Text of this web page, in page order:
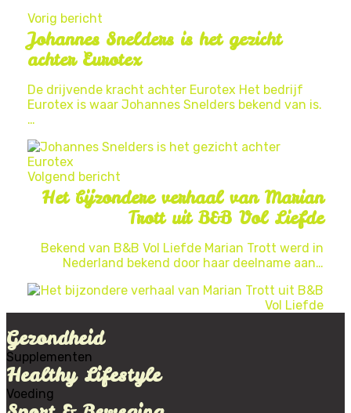
Vorig bericht
Johannes Snelders is het gezicht
achter Eurotex
De drijvende kracht achter Eurotex Het bedrijf
Eurotex is waar Johannes Snelders bekend van is.
…
Volgend bericht
Het bijzondere verhaal van Marian
Trott uit B&B Vol Liefde
Bekend van B&B Vol Liefde Marian Trott werd in
Nederland bekend door haar deelname aan…
Gezondheid
Supplementen
Healthy Lifestyle
Voeding